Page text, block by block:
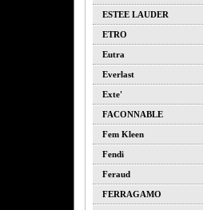
ESTEE LAUDER
ETRO
Eutra
Everlast
Exte'
FACONNABLE
Fem Kleen
Fendi
Feraud
FERRAGAMO